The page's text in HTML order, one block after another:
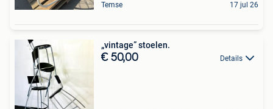
Temse 17 jul 26
„vintage” stoelen.
€ 50,00 Details